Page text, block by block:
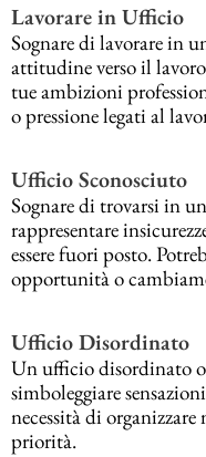
Lavorare in Ufficio
Sognare di lavorare in
attitudine verso il
tue ambizioni
o pressione legati al
Ufficio Sconosciuto
Sognare di trovarsi in
rappresentare
essere fuori posto.
opportunità o
Ufficio Disordinato
Un ufficio disordinato
simboleggiare
necessità di
priorità.